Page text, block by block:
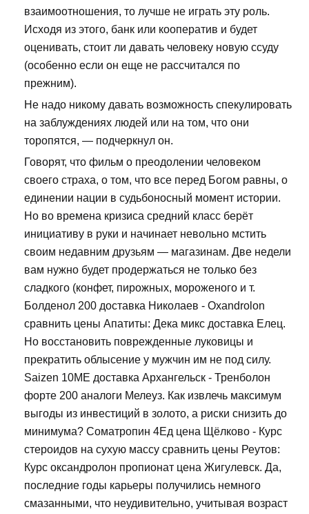
взаимоотношения, то лучше не играть эту роль.
Исходя из этого, банк или кооператив и будет
оценивать, стоит ли давать человеку новую ссуду
(особенно если он еще не рассчитался по
прежним).
Не надо никому давать возможность спекулировать
на заблуждениях людей или на том, что они
торопятся, — подчеркнул он.
Говорят, что фильм о преодолении человеком
своего страха, о том, что все перед Богом равны, о
единении нации в судьбоносный момент истории.
Но во времена кризиса средний класс берёт
инициативу в руки и начинает невольно мстить
своим недавним друзьям — магазинам. Две недели
вам нужно будет продержаться не только без
сладкого (конфет, пирожных, мороженого и т.
Болденол 200 доставка Николаев - Oxandrolon
сравнить цены Апатиты: Дека микс доставка Елец.
Но восстановить поврежденные луковицы и
прекратить облысение у мужчин им не под силу.
Saizen 10ME доставка Архангельск - Тренболон
форте 200 аналоги Мелеуз. Как извлечь максимум
выгоды из инвестиций в золото, а риски снизить до
минимума? Cоматропин 4Ед цена Щёлково - Курс
стероидов на сухую массу сравнить цены Реутов:
Курс оксандролон пропионат цена Жигулевск. Да,
последние годы карьеры получились немного
смазанными, что неудивительно, учитывая возраст